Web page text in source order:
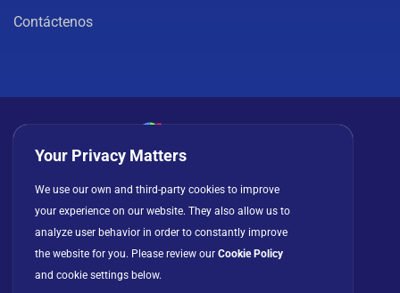
Contáctenos
Política de privacidad Cookies
Acuerdo de licencia
Your Privacy Matters
We use our own and third-party cookies to improve
your experience on our website. They also allow us to
analyze user behavior in order to constantly improve
the website for you. Please review our Cookie Policy
and cookie settings below.